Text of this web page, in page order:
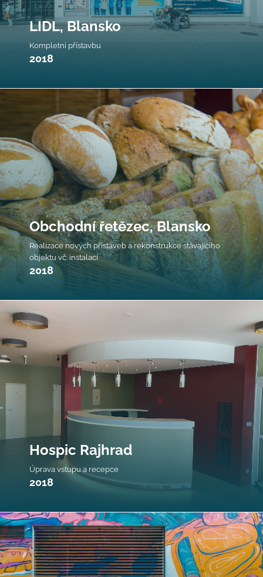
LIDL, Blansko
Kompletní přístavbu
2018
Obchodní řetězec, Blansko
Realizace nových přístaveb a rekonstrukce stávajícího
objektu vč. instalací
2018
Hospic Rajhrad
Úprava vstupu a recepce
2018